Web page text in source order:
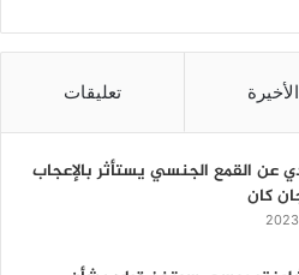
الأخيرة تعليقات
عن القمع الجنسي يستأثر بالإعجاب
كان